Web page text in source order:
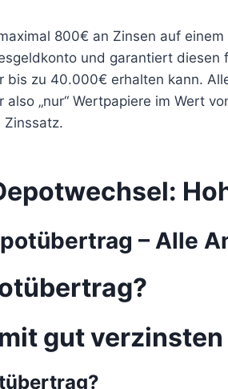
800€ an Zinsen auf
und garantiert
bis zu 40.000€ erhalten kann.
„nur“ Wertpapiere im Wert
Zinssatz.
– Alle
gut